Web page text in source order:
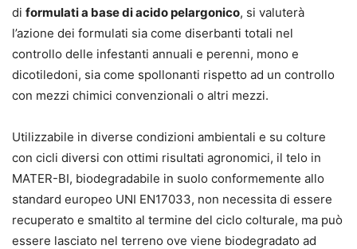
di formulati a base di acido pelargonico, si valuterà
l’azione dei formulati sia come diserbanti totali nel
controllo delle infestanti annuali e perenni, mono e
dicotiledoni, sia come spollonanti rispetto ad un controllo
con mezzi chimici convenzionali o altri mezzi.
Utilizzabile in diverse condizioni ambientali e su colture
con cicli diversi con ottimi risultati agronomici, il telo in
MATER-BI, biodegradabile in suolo conformemente allo
standard europeo UNI EN17033, non necessita di essere
recuperato e smaltito al termine del ciclo colturale, ma può
essere lasciato nel terreno ove viene biodegradato ad